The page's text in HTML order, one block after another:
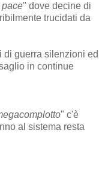
" dove decine di
trucidati da
di guerra silenzioni ed
in continue
" c'è
al sistema resta